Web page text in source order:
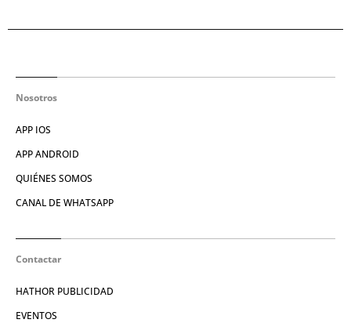
Nosotros
APP IOS
APP ANDROID
QUIÉNES SOMOS
CANAL DE WHATSAPP
Contactar
HATHOR PUBLICIDAD
EVENTOS